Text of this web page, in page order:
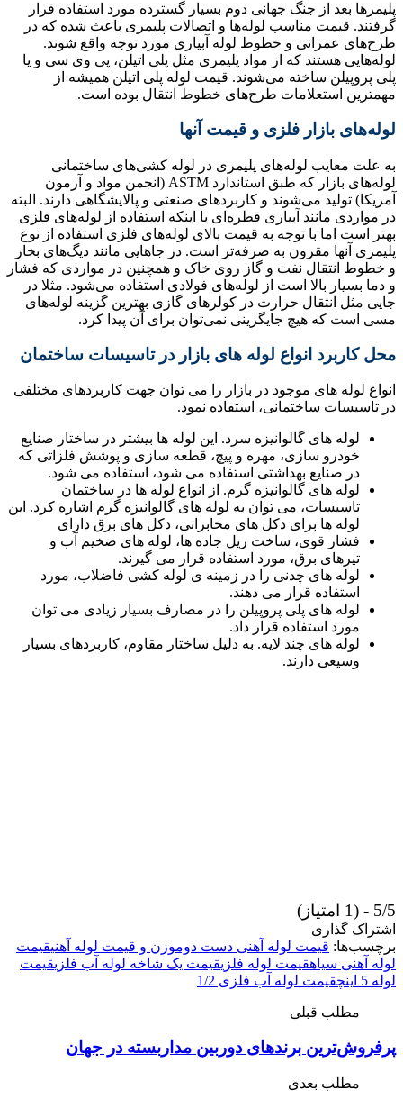
پلیمرها بعد از جنگ جهانی دوم بسیار گسترده مورد استفاده قرار
گرفتند. قیمت مناسب لوله‌ها و اتصالات پلیمری باعث شده که در
طرح‌های عمرانی و خطوط لوله آبیاری مورد توجه واقع شوند.
لوله‌هایی هستند که از مواد پلیمری مثل پلی اتیلن، پی وی سی و یا
پلی پروپیلن ساخته می‌شوند. قیمت لوله پلی اتیلن همیشه از
مهمترین استعلامات طرح‌های خطوط انتقال بوده است.
لوله‌های بازار فلزی و قیمت آنها
به علت معایب لوله‌های پلیمری در لوله کشی‌های ساختمانی
لوله‌های بازار که طبق استاندارد ASTM (انجمن مواد و آزمون
آمریکا) تولید می‌شوند و کاربردهای صنعتی و پالایشگاهی دارند. البته
در مواردی مانند آبیاری قطره‌ای با اینکه استفاده از لوله‌های فلزی
بهتر است اما با توجه به قیمت بالای لوله‌های فلزی استفاده از نوع
پلیمری آنها مقرون به صرفه‌تر است. در جاهایی مانند دیگ‌های بخار
و خطوط انتقال نفت و گاز روی خاک و همچنین در مواردی که فشار
و دما بسیار بالا است از لوله‌های فولادی استفاده می‌شود. مثلا در
جایی مثل انتقال حرارت در کولرهای گازی بهترین گزینه لوله‌های
مسی است که هیچ جایگزینی نمی‌توان برای آن پیدا کرد.
محل کاربرد انواع لوله های بازار در تاسیسات ساختمان
انواع لوله های موجود در بازار را می توان جهت کاربردهای مختلفی
در تاسیسات ساختمانی، استفاده نمود.
لوله های گالوانیزه سرد. این لوله ها بیشتر در ساختار صنایع
خودرو سازی، مهره و پیچ، قطعه سازی و پوشش فلزاتی که
در صنایع بهداشتی استفاده می شود، استفاده می شود.
لوله های گالوانیزه گرم. از انواع لوله ها در ساختمان
تاسیسات، می توان به لوله های گالوانیزه گرم اشاره کرد. این
لوله ها برای دکل های مخابراتی، دکل های برق دارای
فشار قوی، ساخت ریل جاده ها، لوله های ضخیم آب و
تیرهای برق، مورد استفاده قرار می گیرند.
لوله های چدنی را در زمینه ی لوله کشی فاضلاب، مورد
استفاده قرار می دهند.
لوله های پلی پروپیلن را در مصارف بسیار زیادی می توان
مورد استفاده قرار داد.
لوله های چند لایه. به دلیل ساختار مقاوم، کاربردهای بسیار
وسیعی دارند.
5/5 - (1 امتیاز)
اشتراک گذاری
برچسب‌ها: قیمت لوله آهنی دست دوموزن و قیمت لوله آهنیقیمت
لوله آهنی سیاهقیمت لوله فلزیقیمت یک شاخه لوله آب فلزیقیمت
لوله 5 اینچ
قیمت لوله آب فلزی 1/2
مطلب قبلی
پرفروش‌ترین برندهای دوربین مداربسته در جهان
مطلب بعدی